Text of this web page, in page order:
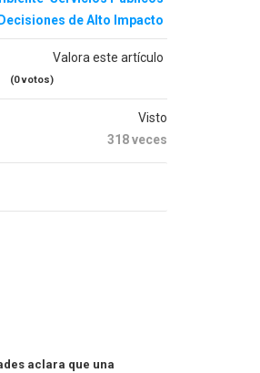
Decisiones de Alto Impacto
Valora este artículo
(0 votos)
Visto
318 veces
aclara que una